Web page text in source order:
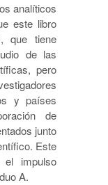
analíticos
este libro
que tiene
de las
pero
y países
de
junto
Este
impulso
A.